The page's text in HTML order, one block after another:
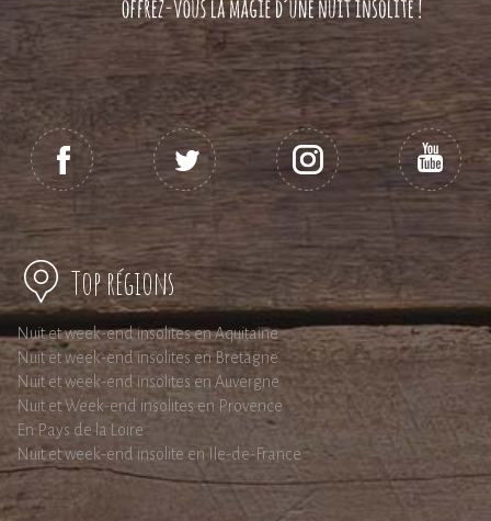
Top régions
Nuit et week-end insolites en Aquitaine
Nuit et week-end insolites en Bretagne
Nuit et week-end insolites en Auvergne
Nuit et Week-end insolites en Provence
En Pays de la Loire
Nuit et week-end insolite en Ile-de-France